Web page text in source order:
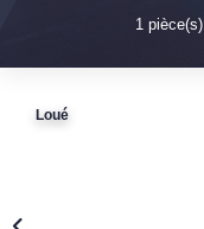
1 pièce(s)
Loué